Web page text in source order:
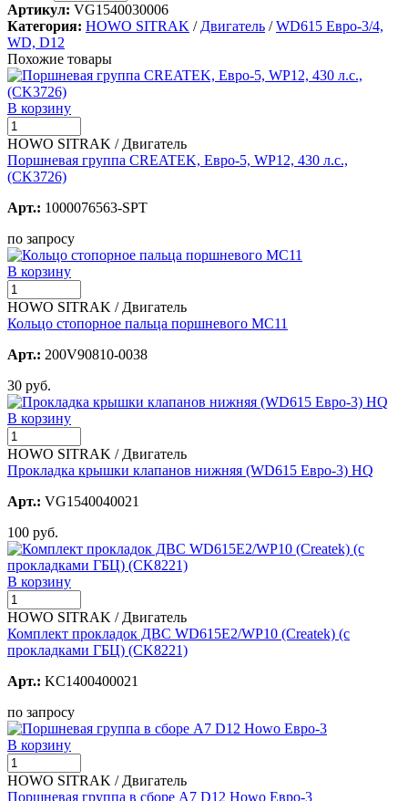
Артикул: VG1540030006
Категория: HOWO SITRAK / Двигатель /WD615 Евро-3/4,
WD, D12
Похожие товары
В корзину
HOWO SITRAK / Двигатель
Поршневая группа CREATEK, Евро-5, WP12, 430 л.с.,
(CK3726)
Арт.: 1000076563-SPT
по запросу
В корзину
HOWO SITRAK / Двигатель
Кольцо стопорное пальца поршневого MC11
Арт.: 200V90810-0038
30 руб.
В корзину
HOWO SITRAK / Двигатель
Прокладка крышки клапанов нижняя (WD615 Евро-3) HQ
Арт.: VG1540040021
100 руб.
В корзину
HOWO SITRAK / Двигатель
Комплект прокладок ДВС WD615Е2/WP10 (Createk) (с
прокладками ГБЦ) (CK8221)
Арт.: KC1400400021
по запросу
В корзину
HOWO SITRAK / Двигатель
Поршневая группа в сборе A7 D12 Howo Евро-3